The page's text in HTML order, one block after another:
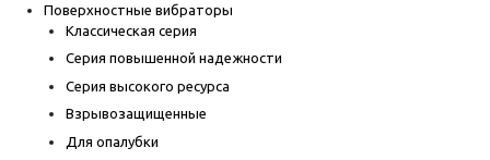
Поверхностные вибраторы
Классическая серия
Серия повышенной надежности
Серия высокого ресурса
Взрывозащищенные
Для опалубки